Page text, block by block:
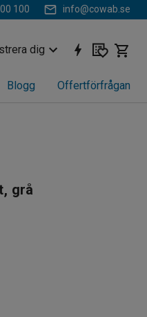
100 info@cowab.se
dig
Blogg Offertförfrågan
grå